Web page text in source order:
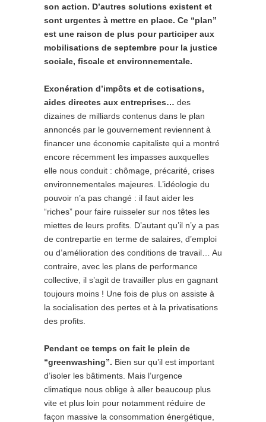
son action. D’autres solutions existent et
sont urgentes à mettre en place. Ce “plan”
est une raison de plus pour participer aux
mobilisations de septembre pour la justice
sociale, fiscale et environnementale.
Exonération d’impôts et de cotisations,
aides directes aux entreprises… des
dizaines de milliards contenus dans le plan
annoncés par le gouvernement reviennent à
financer une économie capitaliste qui a montré
encore récemment les impasses auxquelles
elle nous conduit : chômage, précarité, crises
environnementales majeures. L’idéologie du
pouvoir n’a pas changé : il faut aider les
“riches” pour faire ruisseler sur nos têtes les
miettes de leurs profits. D’autant qu’il n’y a pas
de contrepartie en terme de salaires, d’emploi
ou d’amélioration des conditions de travail… Au
contraire, avec les plans de performance
collective, il s’agit de travailler plus en gagnant
toujours moins ! Une fois de plus on assiste à
la socialisation des pertes et à la privatisations
des profits.
Pendant ce temps on fait le plein de
“greenwashing”. Bien sur qu’il est important
d’isoler les bâtiments. Mais l’urgence
climatique nous oblige à aller beaucoup plus
vite et plus loin pour notamment réduire de
façon massive la consommation énergétique,